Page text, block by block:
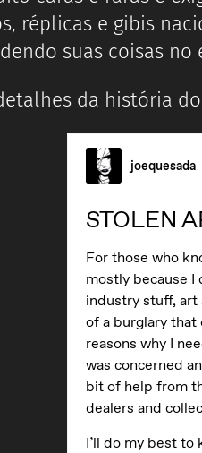
réplicas e gibis
suas coisas no
da história